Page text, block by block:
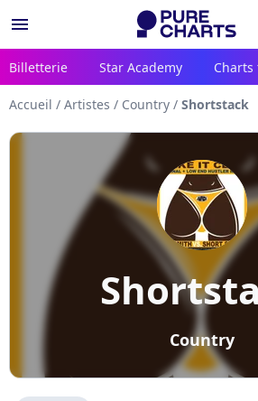
menu
Billetterie Star Academy Charts
Accueil / Artistes / Country / Shortstack
Country